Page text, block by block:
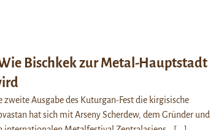
Bischkek zur Metal-Hauptstadt
Ausgabe des Kuturgan-Fest die kirgisische
hat sich mit Arseny Scherdew, dem Gründer und